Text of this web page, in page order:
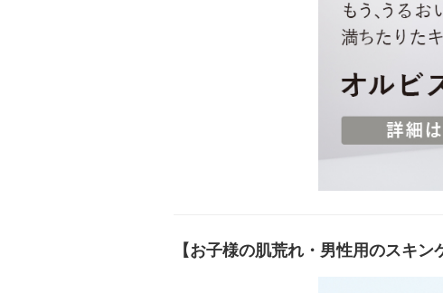
【お子様の肌荒れ・男性用のスキン